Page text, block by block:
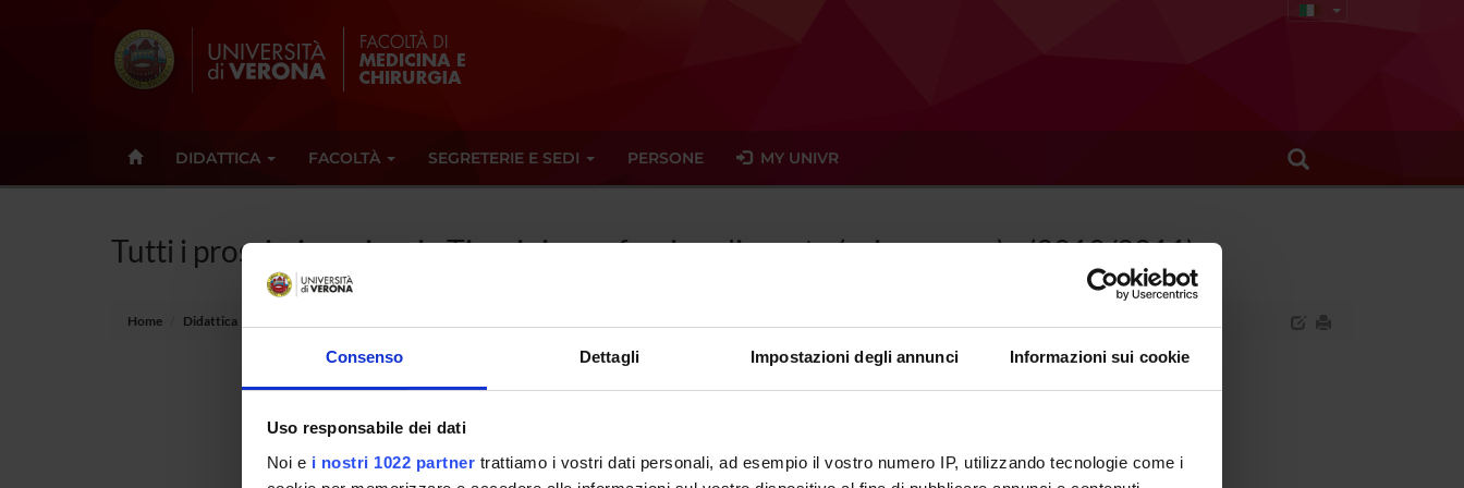
Consenso Dettagli Impostazioni degli annunci Informazioni sui cookie
Uso responsabile dei dati
Noi e i nostri 1022 partner trattiamo i vostri dati personali, ad esempio il vostro numero IP, utilizzando tecnologie come i
DIDATTICA FACOLTÀ SEGRETERIE E SEDI PERSONE MY UNIVR
Tutti i prossimi seminari - Tirocinio professionalizzante (primo anno) - (2010/2011)
Home Didattica
Non è stato trovato alcun seminario relativo all'insegnamento Tirocinio professionalizzante (primo anno).
Tot 0 Seminari